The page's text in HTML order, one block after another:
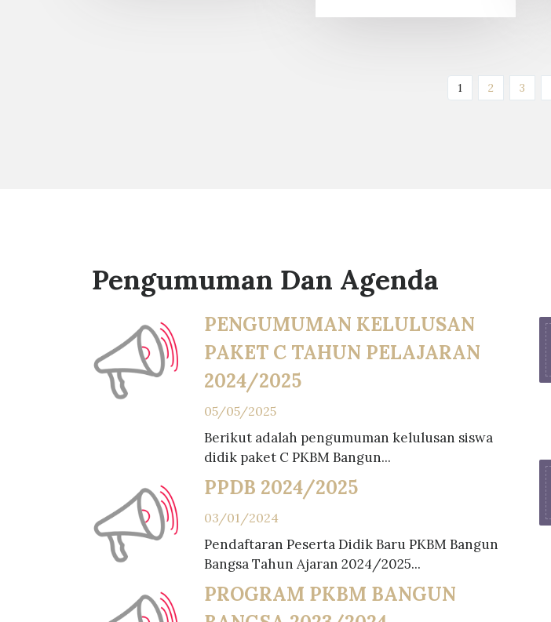
1(current)
2 3
Pengumuman Dan Agenda
PENGUMUMAN KELULUSAN
PAKET C TAHUN PELAJARAN
2024/2025
05/05/2025
Berikut adalah pengumuman kelulusan siswa
didik paket C PKBM Bangun...
PPDB 2024/2025
03/01/2024
Pendaftaran Peserta Didik Baru PKBM Bangun
Bangsa Tahun Ajaran 2024/2025...
PROGRAM PKBM BANGUN